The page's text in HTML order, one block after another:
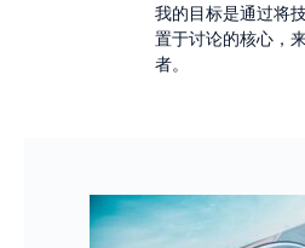
我的目标是通过将
置于讨论的核心，
者。